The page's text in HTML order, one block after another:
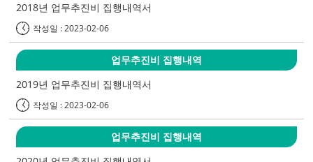
2018년 업무추진비 집행내역서
작성일 : 2023-02-06
업무추진비 집행내역
2019년 업무추진비 집행내역서
작성일 : 2023-02-06
업무추진비 집행내역